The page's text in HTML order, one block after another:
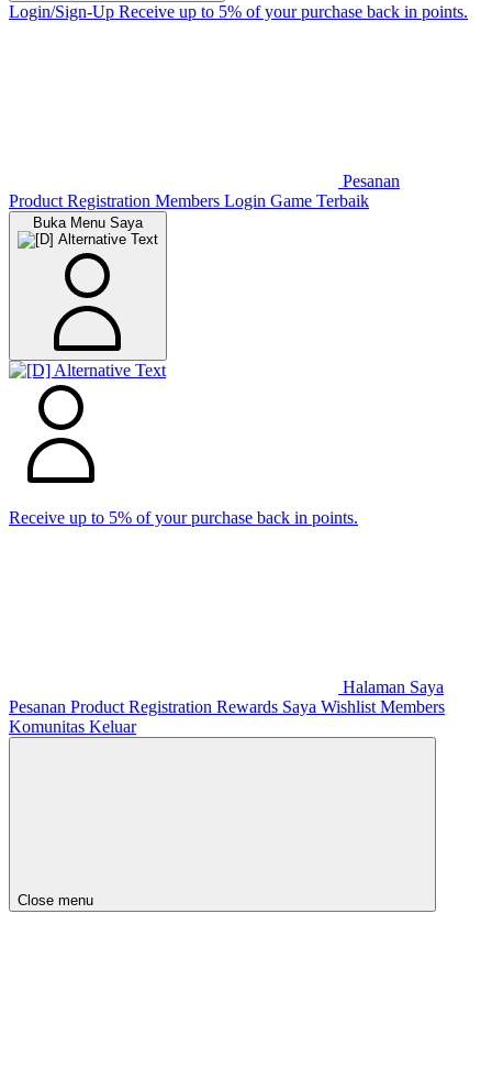
Login/Sign-Up Receive up to 5% of your purchase back in points.
Pesanan
Product Registration Members Login Game Terbaik
Buka Menu Saya
Receive up to 5% of your purchase back in points.
Halaman Saya
Pesanan Product Registration Rewards Saya Wishlist Members
Komunitas Keluar
Close menu